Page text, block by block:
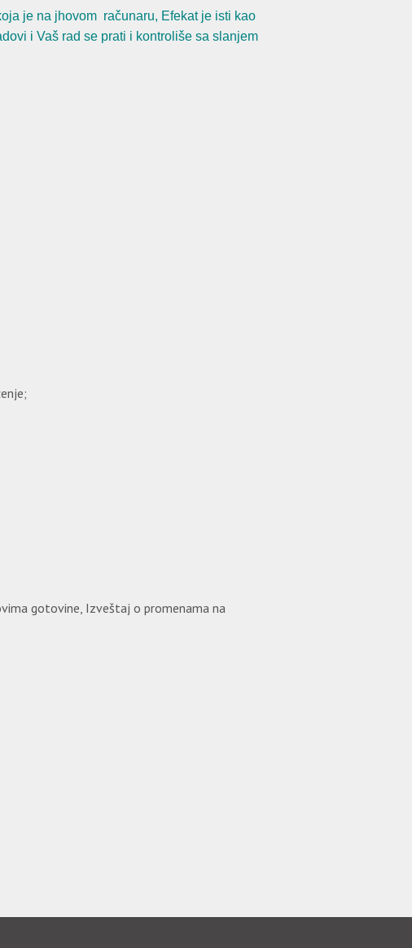
je na jhovom računaru, Efekat je isti kao
i Vaš rad se prati i kontroliše sa slanjem
gotovine, Izveštaj o promenama na